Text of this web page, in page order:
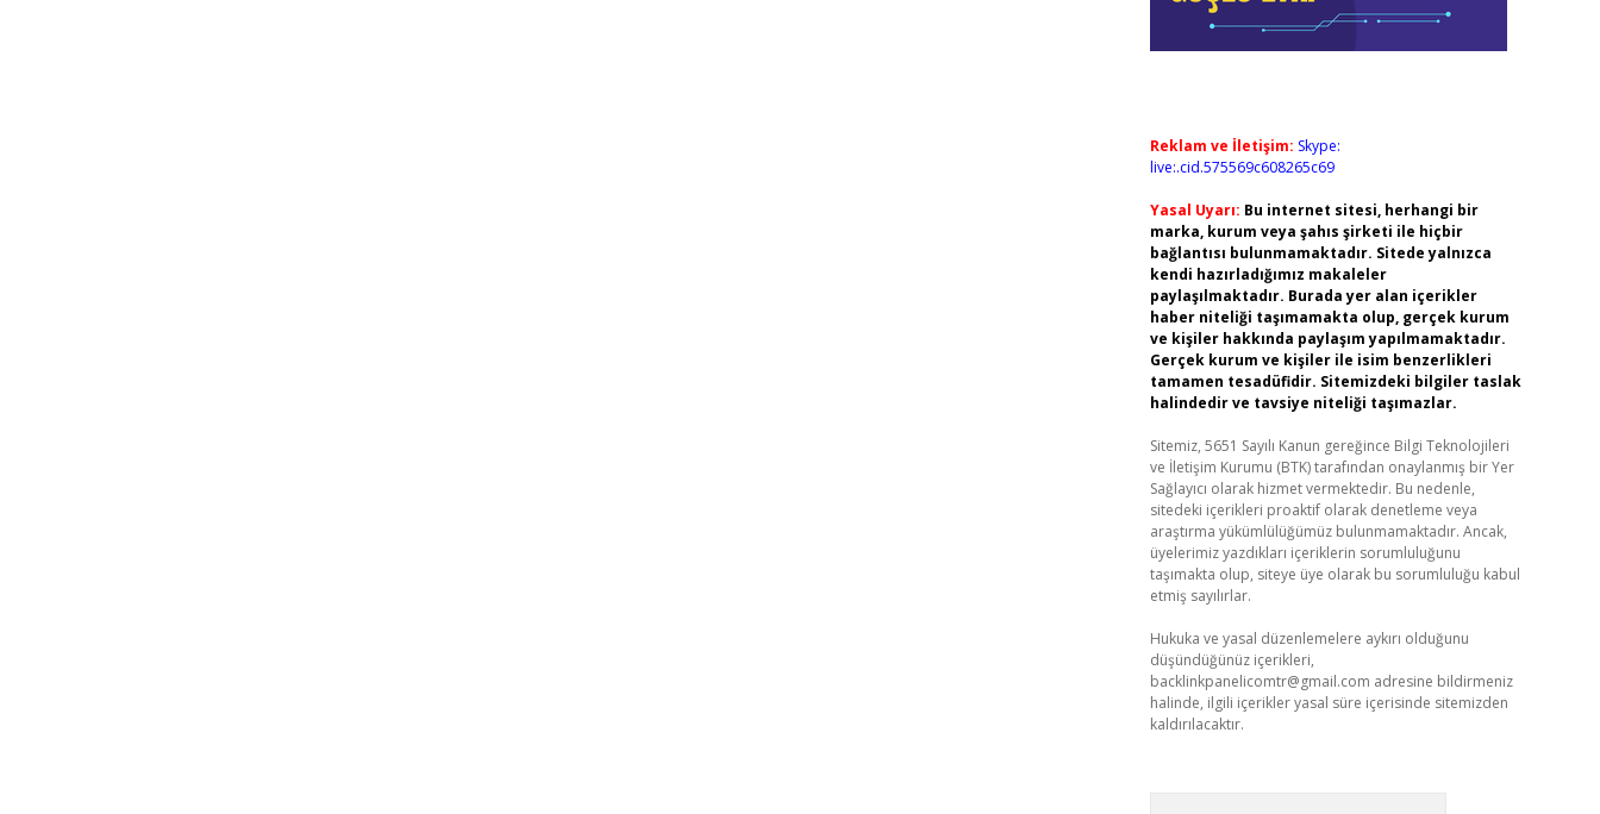
Reklam ve İletişim: Skype:
live:.cid.575569c608265c69
Yasal Uyarı: Bu internet sitesi, herhangi bir
marka, kurum veya şahıs şirketi ile hiçbir
bağlantısı bulunmamaktadır. Sitede yalnızca
kendi hazırladığımız makaleler
paylaşılmaktadır. Burada yer alan içerikler
haber niteliği taşımamakta olup, gerçek kurum
ve kişiler hakkında paylaşım yapılmamaktadır.
Gerçek kurum ve kişiler ile isim benzerlikleri
tamamen tesadüfidir. Sitemizdeki bilgiler taslak
halindedir ve tavsiye niteliği taşımazlar.
Sitemiz, 5651 Sayılı Kanun gereğince Bilgi Teknolojileri
ve İletişim Kurumu (BTK) tarafından onaylanmış bir Yer
Sağlayıcı olarak hizmet vermektedir. Bu nedenle,
sitedeki içerikleri proaktif olarak denetleme veya
araştırma yükümlülüğümüz bulunmamaktadır. Ancak,
üyelerimiz yazdıkları içeriklerin sorumluluğunu
taşımakta olup, siteye üye olarak bu sorumluluğu kabul
etmiş sayılırlar.
Hukuka ve yasal düzenlemelere aykırı olduğunu
düşündüğünüz içerikleri,
backlinkpanelicomtr@gmail.com adresine bildirmeniz
halinde, ilgili içerikler yasal süre içerisinde sitemizden
kaldırılacaktır.